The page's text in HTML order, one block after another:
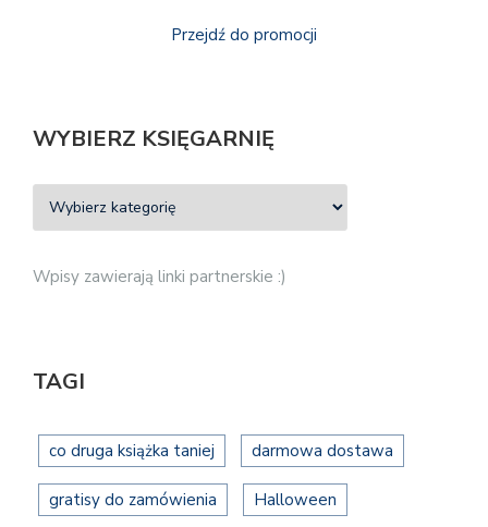
Przejdź do promocji
WYBIERZ KSIĘGARNIĘ
Wpisy zawierają linki partnerskie :)
TAGI
co druga książka taniej darmowa dostawa
gratisy do zamówienia Halloween